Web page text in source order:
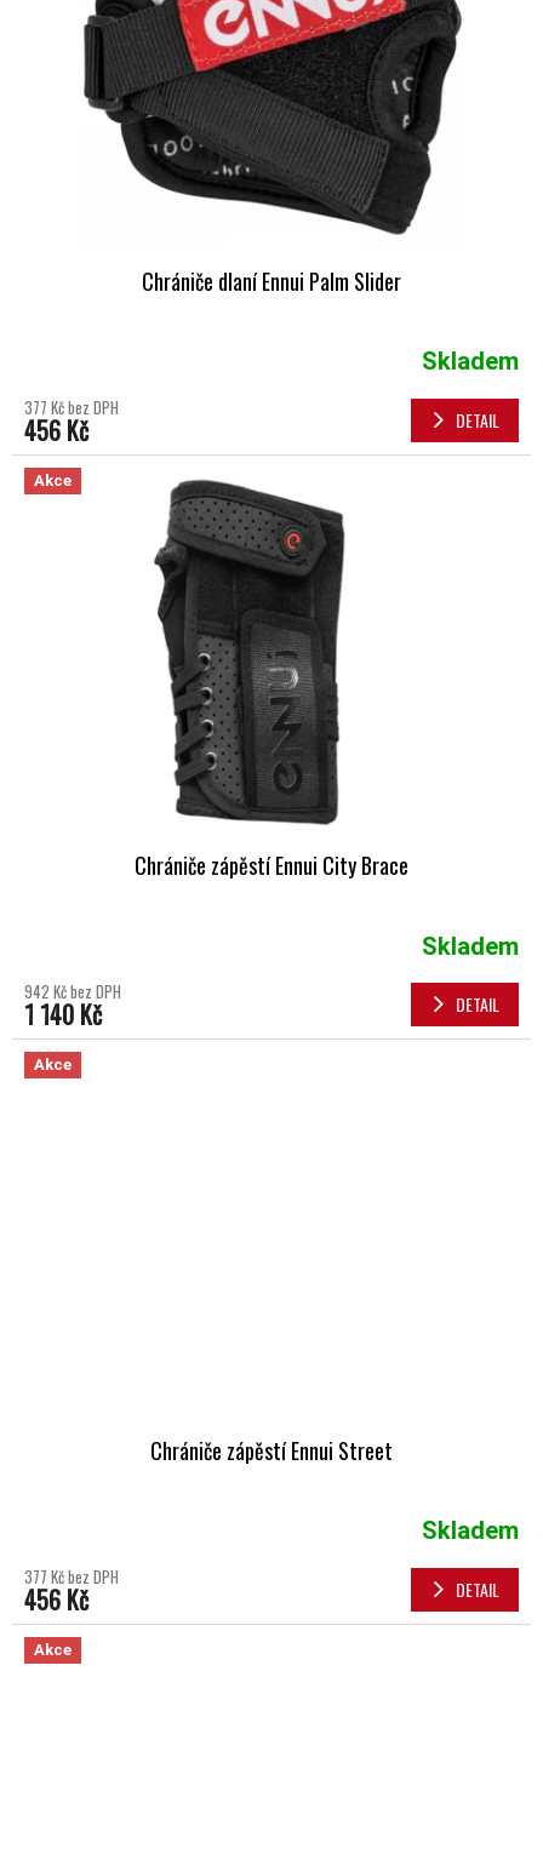
Chrániče dlaní Ennui Palm Slider
Skladem
377 Kč bez DPH
456 Kč DETAIL
Akce
Chrániče zápěstí Ennui City Brace
Skladem
942 Kč bez DPH
1 140 Kč DETAIL
Akce
Chrániče zápěstí Ennui Street
Skladem
377 Kč bez DPH
456 Kč DETAIL
Akce